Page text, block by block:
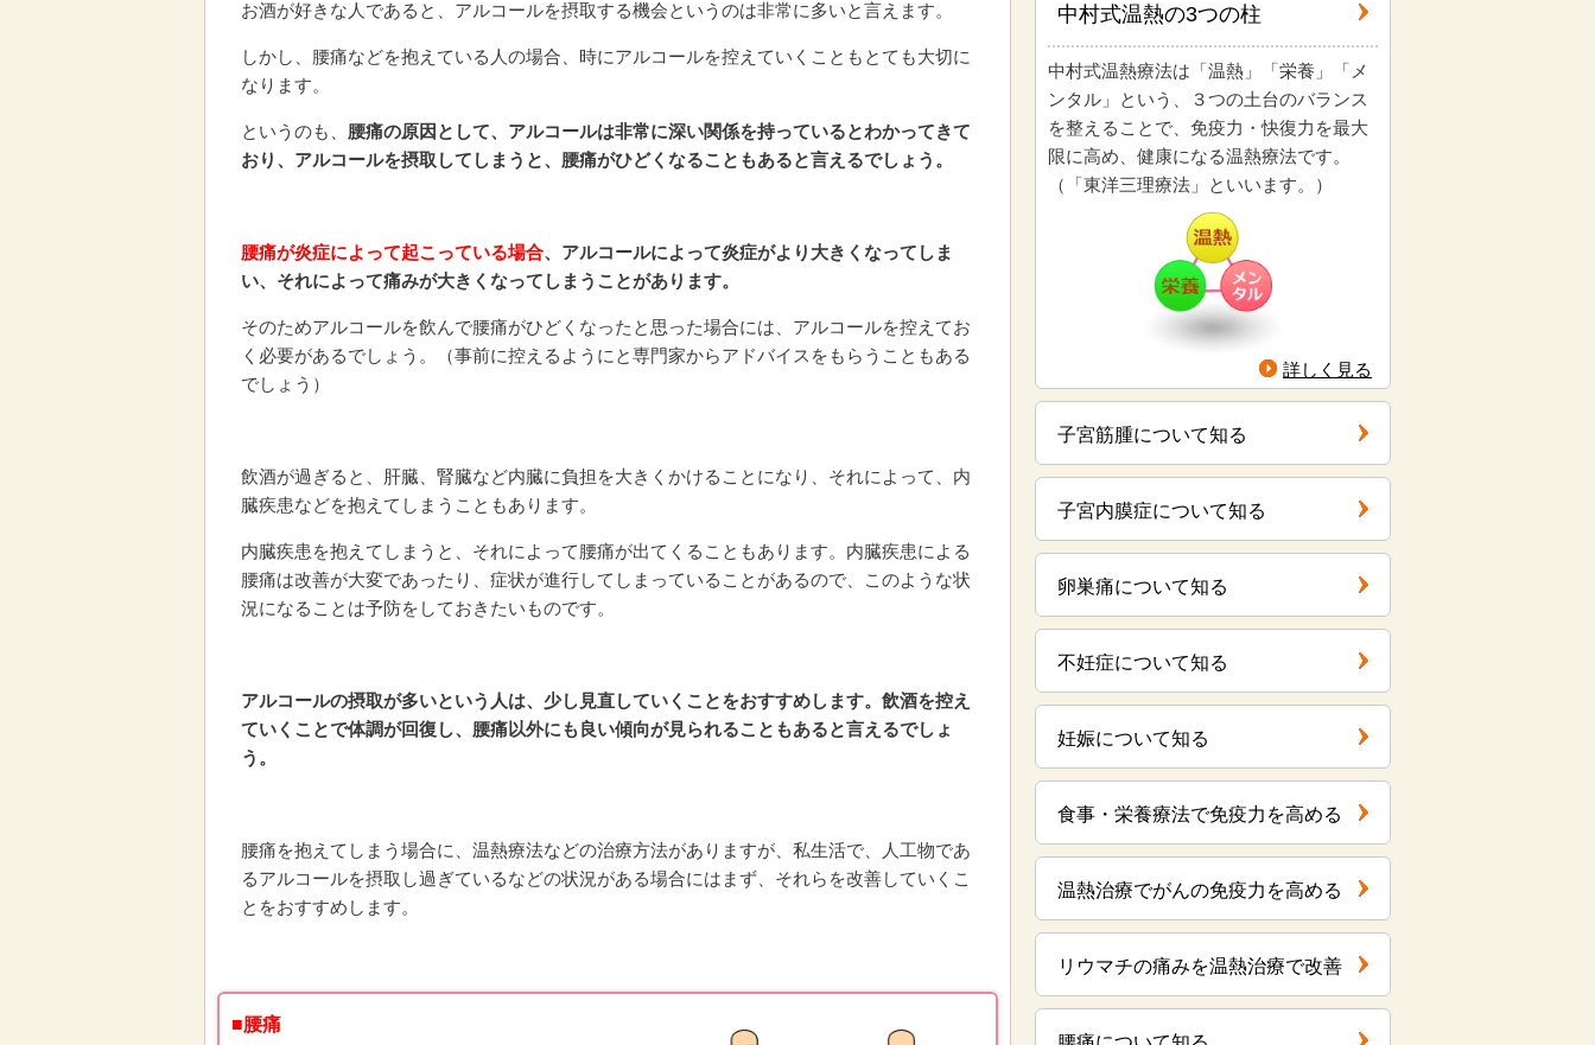
お酒が好きな人であると、アルコールを摂取する機会というのは非常に多いと言えます。
しかし、腰痛などを抱えている人の場合、時にアルコールを控えていくこともとても大切に
なります。
というのも、 腰痛の原因として、アルコールは非常に深い関係を持っているとわかってきて
おり、アルコールを摂取してしまうと、腰痛がひどくなることもあると言えるでしょう。
腰痛が炎症によって起こっている場合、アルコールによって炎症がより大きくなってしま
い、それによって痛みが大きくなってしまうことがあります。
そのためアルコールを飲んで腰痛がひどくなったと思った場合には、アルコールを控えてお
く必要があるでしょう。（事前に控えるようにと専門家からアドバイスをもらうこともある
でしょう）
飲酒が過ぎると、肝臓、腎臓など内臓に負担を大きくかけることになり、それによって、内
臓疾患などを抱えてしまうこともあります。
内臓疾患を抱えてしまうと、それによって腰痛が出てくることもあります。内臓疾患による
腰痛は改善が大変であったり、症状が進行してしまっていることがあるので、このような状
況になることは予防をしておきたいものです。
アルコールの摂取が多いという人は、少し見直していくことをおすすめします。飲酒を控え
ていくことで体調が回復し、腰痛以外にも良い傾向が見られることもあると言えるでしょ
う。
腰痛を抱えてしまう場合に、温熱療法などの治療方法がありますが、私生活で、人工物であ
るアルコールを摂取し過ぎているなどの状況がある場合にはまず、それらを改善していくこ
とをおすすめします。
■腰痛
中村式温熱の3つの柱
中村式温熱療法は「温熱」「栄養」「メ
ンタル」という、３つの土台のバランス
を整えることで、免疫力・快復力を最大
限に高め、健康になる温熱療法です。
（「東洋三理療法」といいます。）
詳しく見る
子宮筋腫について知る
子宮内膜症について知る
卵巣痛について知る
不妊症について知る
妊娠について知る
食事・栄養療法で免疫力を高める
温熱治療でがんの免疫力を高める
リウマチの痛みを温熱治療で改善